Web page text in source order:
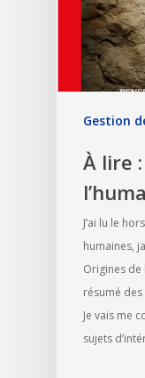
Gestion
À lire
J’ai lu le
humaines,
Origines de
résumé
Je vais me
sujets